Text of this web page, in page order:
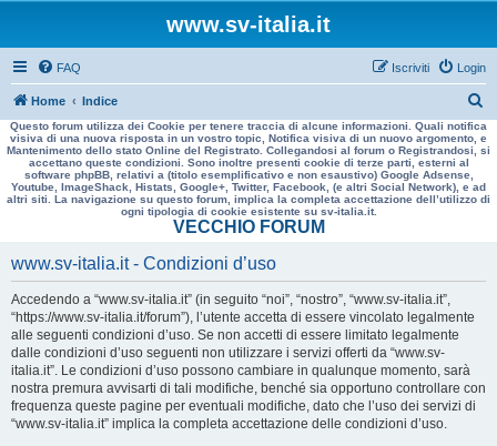
www.sv-italia.it
FAQ Login
Iscriviti
Home Indice
e
r
a
Questo forum utilizza dei Cookie per tenere traccia di alcune informazioni. Quali notifica
visiva di una nuova risposta in un vostro topic, Notifica visiva di un nuovo argomento, e
Mantenimento dello stato Online del Registrato. Collegandosi al forum o Registrandosi, si
accettano queste condizioni. Sono inoltre presenti cookie di terze parti, esterni al
software phpBB, relativi a (titolo esemplificativo e non esaustivo) Google Adsense,
Youtube, ImageShack, Histats, Google+, Twitter, Facebook, (e altri Social Network), e ad
altri siti. La navigazione su questo forum, implica la completa accettazione dell’utilizzo di
ogni tipologia di cookie esistente su sv-italia.it.
VECCHIO FORUM
www.sv-italia.it - Condizioni d’uso
Accedendo a “www.sv-italia.it” (in seguito “noi”, “nostro”, “www.sv-italia.it”,
“https://www.sv-italia.it/forum”), l’utente accetta di essere vincolato legalmente
alle seguenti condizioni d’uso. Se non accetti di essere limitato legalmente
dalle condizioni d’uso seguenti non utilizzare i servizi offerti da “www.sv-
italia.it”. Le condizioni d’uso possono cambiare in qualunque momento, sarà
nostra premura avvisarti di tali modifiche, benché sia opportuno controllare con
frequenza queste pagine per eventuali modifiche, dato che l’uso dei servizi di
“www.sv-italia.it” implica la completa accettazione delle condizioni d’uso.